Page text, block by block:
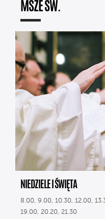
MSZE ŚW.
NIEDZIELE I ŚWIĘTA
8.00, 9.00, 10.30, 12.00,
19.00, 20.20, 21.30